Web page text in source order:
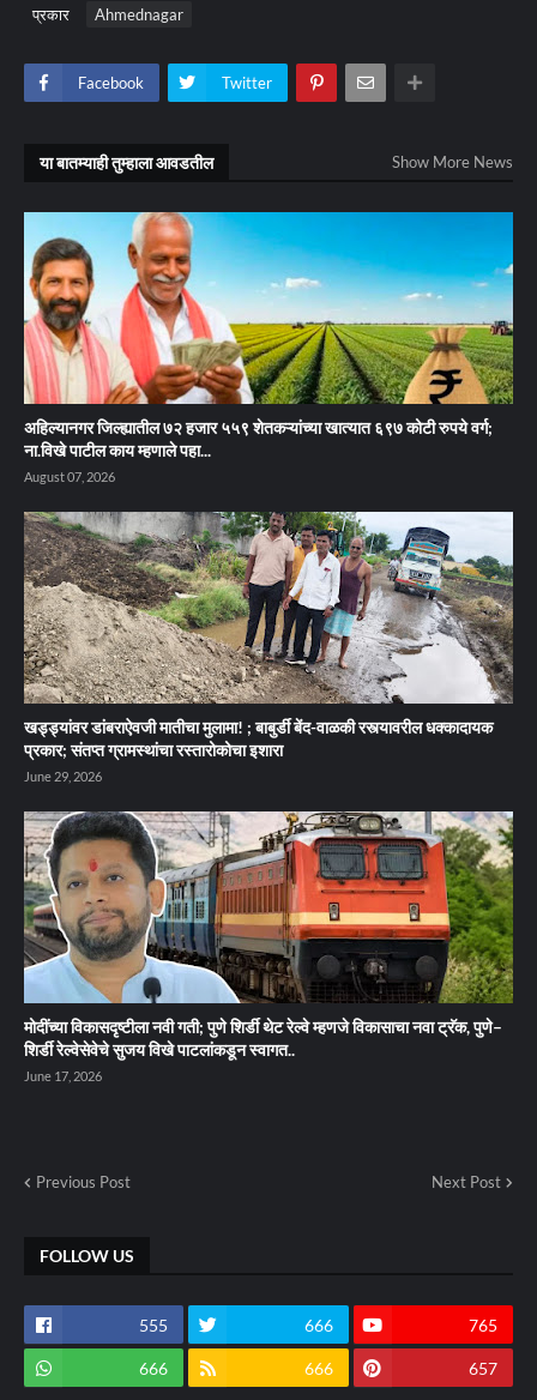
प्रकार Ahmednagar
Facebook Twitter
या बातम्याही तुम्हाला आवडतील Show More News
अहिल्यानगर जिल्ह्यातील ७२ हजार ५५९ शेतकऱ्यांच्या खात्यात ६९७ कोटी रुपये वर्ग;
ना.विखे पाटील काय म्हणाले पहा...
August 07, 2026
खड्ड्यांवर डांबराऐवजी मातीचा मुलामा! ; बाबुर्डी बेंद-वाळकी रस्त्यावरील धक्कादायक
प्रकार; संतप्त ग्रामस्थांचा रस्तारोकोचा इशारा
June 29, 2026
मोदींच्या विकासदृष्टीला नवी गती; पुणे शिर्डी थेट रेल्वे म्हणजे विकासाचा नवा ट्रॅक, पुणे–
शिर्डी रेल्वेसेवेचे सुजय विखे पाटलांकडून स्वागत..
June 17, 2026
Previous Post Next Post
FOLLOW US
555 666 765
666 666 657